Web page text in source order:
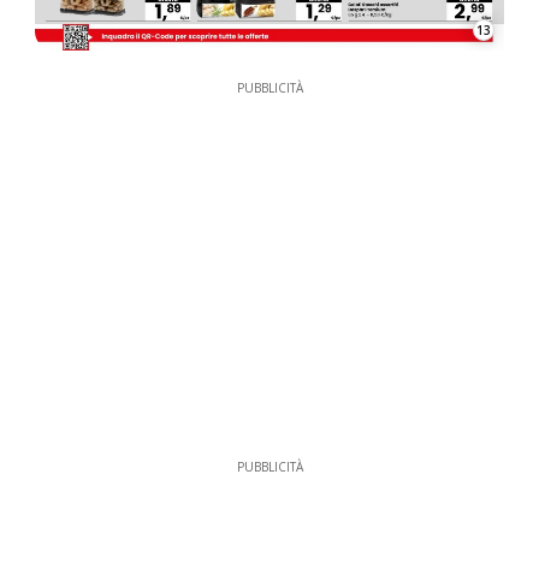
13
PUBBLICITÀ
PUBBLICITÀ